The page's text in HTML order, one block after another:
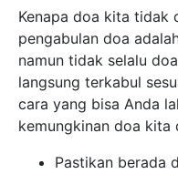
Kenapa doa kita tidak
pengabulan doa
namun tidak selalu
langsung terkabul
cara yang bisa Anda
kemungkinan doa kita
Pastikan berada